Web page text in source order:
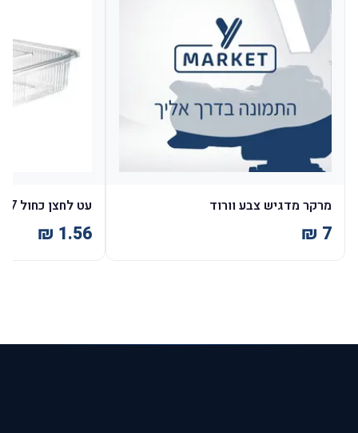
מרקר מדגיש צבע וורוד עט לחצן כחול G7 קוברה 1 מ''מ (50)